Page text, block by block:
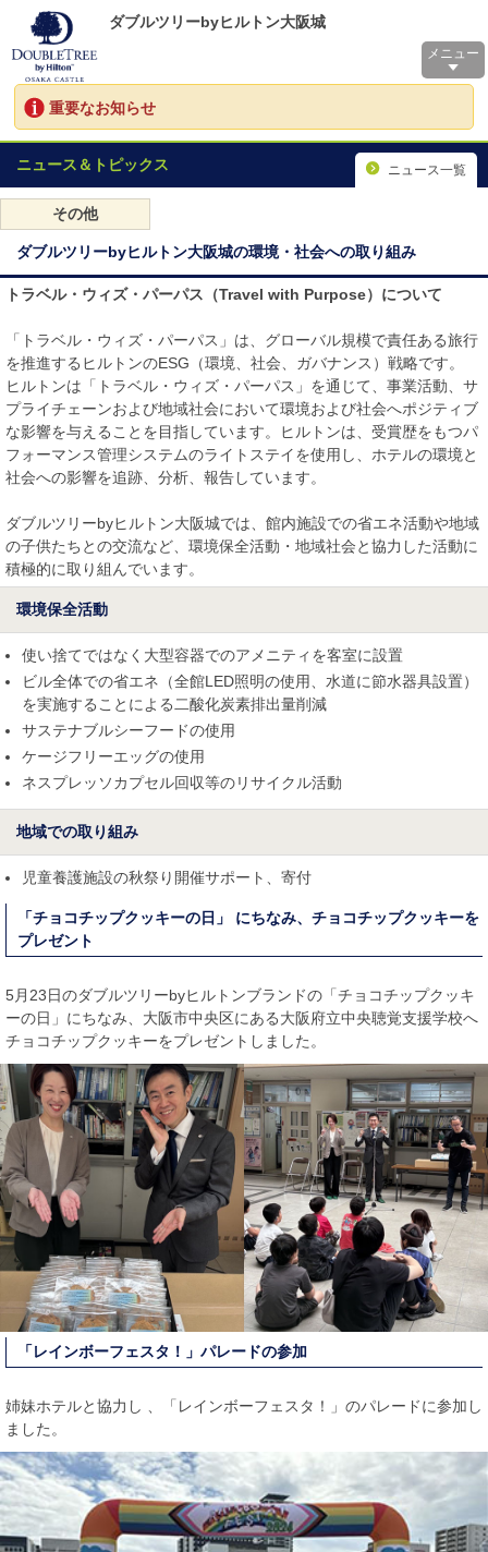
ダブルツリーbyヒルトン大阪城
メニュー
重要なお知らせ
ニュース＆トピックス ニュース一覧
その他
ダブルツリーbyヒルトン大阪城の環境・社会への取り組み
トラベル・ウィズ・パーパス（Travel with Purpose）について
「トラベル・ウィズ・パーパス」は、グローバル規模で責任ある旅行
を推進するヒルトンのESG（環境、社会、ガバナンス）戦略です。
ヒルトンは「トラベル・ウィズ・パーパス」を通じて、事業活動、サ
プライチェーンおよび地域社会において環境および社会へポジティブ
な影響を与えることを目指しています。ヒルトンは、受賞歴をもつパ
フォーマンス管理システムのライトステイを使用し、ホテルの環境と
社会への影響を追跡、分析、報告しています。
ダブルツリーbyヒルトン大阪城では、館内施設での省エネ活動や地域
の子供たちとの交流など、環境保全活動・地域社会と協力した活動に
積極的に取り組んでいます。
環境保全活動
使い捨てではなく大型容器でのアメニティを客室に設置
ビル全体での省エネ（全館LED照明の使用、水道に節水器具設置）
を実施することによる二酸化炭素排出量削減
サステナブルシーフードの使用
ケージフリーエッグの使用
ネスプレッソカプセル回収等のリサイクル活動
地域での取り組み
児童養護施設の秋祭り開催サポート、寄付
「チョコチップクッキーの日」 にちなみ、チョコチップクッキーを
プレゼント
5月23日のダブルツリーbyヒルトンブランドの「チョコチップクッキ
ーの日」にちなみ、大阪市中央区にある大阪府立中央聴覚支援学校へ
チョコチップクッキーをプレゼントしました。
「レインボーフェスタ！」パレードの参加
姉妹ホテルと協力し 、「レインボーフェスタ！」のパレードに参加し
ました。